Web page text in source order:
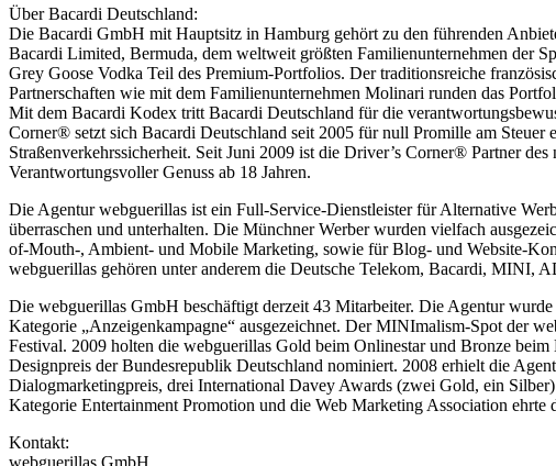
Über Bacardi Deutschland:
Die Bacardi GmbH mit Hauptsitz in Hamburg gehört zu den führenden
Bacardi Limited, Bermuda, dem weltweit größten Familienunternehmen der
Grey Goose Vodka Teil des Premium-Portfolios. Der traditionsreiche
Partnerschaften wie mit dem Familienunternehmen Molinari runden das
Mit dem Bacardi Kodex tritt Bacardi Deutschland für die
Corner® setzt sich Bacardi Deutschland seit 2005 für null Promille am
Straßenverkehrssicherheit. Seit Juni 2009 ist die Driver’s Corner® Partner
Verantwortungsvoller Genuss ab 18 Jahren.
Die Agentur webguerillas ist ein Full-Service-Dienstleister für Alternative
überraschen und unterhalten. Die Münchner Werber wurden vielfach
of-Mouth-, Ambient- und Mobile Marketing, sowie für Blog- und Website-
webguerillas gehören unter anderem die Deutsche Telekom, Bacardi, MINI,
Die webguerillas GmbH beschäftigt derzeit 43 Mitarbeiter. Die Agentur
Kategorie „Anzeigenkampagne“ ausgezeichnet. Der MINImalism-Spot der
Festival. 2009 holten die webguerillas Gold beim Onlinestar und Bronze
Designpreis der Bundesrepublik Deutschland nominiert. 2008 erhielt die
Dialogmarketingpreis, drei International Davey Awards (zwei Gold, ein
Kategorie Entertainment Promotion und die Web Marketing Association
Kontakt:
webguerillas GmbH